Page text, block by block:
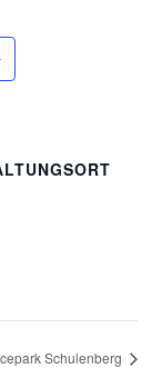
Schulenberg